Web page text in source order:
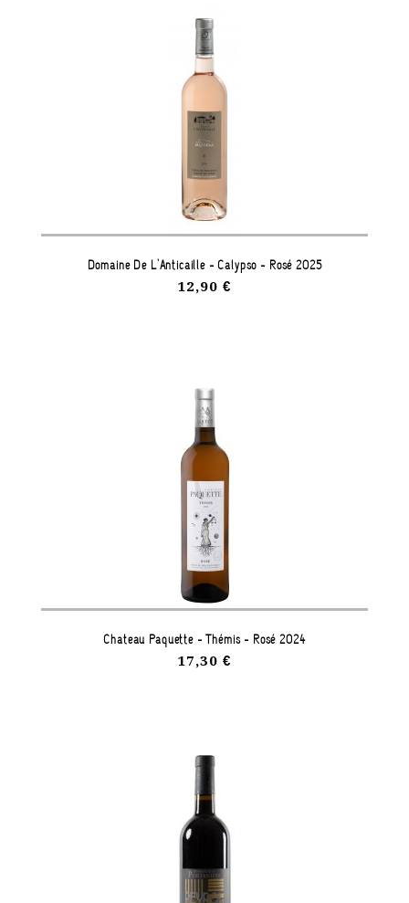
Domaine De L'Anticaille - Calypso - Rosé 2025
12,90 €
Château Paquette - Thémis - Rosé 2024
17,30 €